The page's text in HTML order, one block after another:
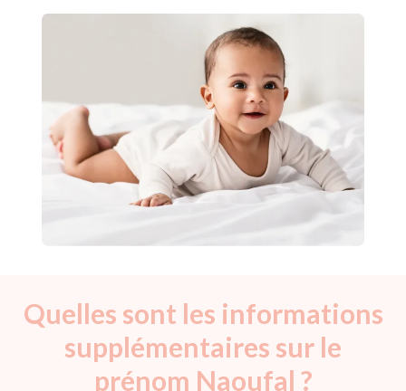
Quelles sont les informations
supplémentaires sur le
prénom Naoufal ?